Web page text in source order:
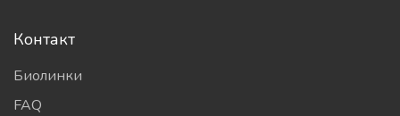
Контакт
Биолинки
FAQ